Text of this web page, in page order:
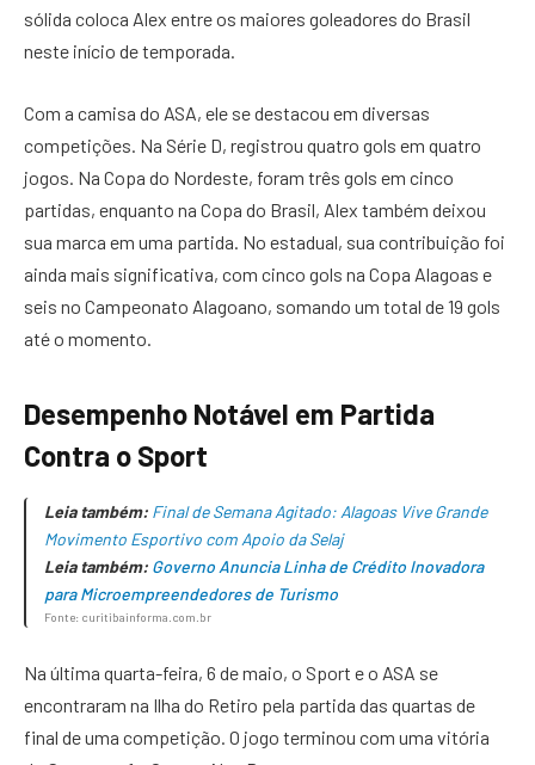
sólida coloca Alex entre os maiores goleadores do Brasil
neste início de temporada.
Com a camisa do ASA, ele se destacou em diversas
competições. Na Série D, registrou quatro gols em quatro
jogos. Na Copa do Nordeste, foram três gols em cinco
partidas, enquanto na Copa do Brasil, Alex também deixou
sua marca em uma partida. No estadual, sua contribuição foi
ainda mais significativa, com cinco gols na Copa Alagoas e
seis no Campeonato Alagoano, somando um total de 19 gols
até o momento.
Desempenho Notável em Partida
Contra o Sport
Leia também: Final de Semana Agitado: Alagoas Vive Grande
Movimento Esportivo com Apoio da Selaj
Leia também: Governo Anuncia Linha de Crédito Inovadora
para Microempreendedores de Turismo
Fonte: curitibainforma.com.br
Na última quarta-feira, 6 de maio, o Sport e o ASA se
encontraram na Ilha do Retiro pela partida das quartas de
final de uma competição. O jogo terminou com uma vitória